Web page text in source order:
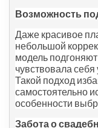
Возможность
Даже красивое
небольшой
модель
чувствовала
Такой подход
самостоятельно
особенности
Забота о